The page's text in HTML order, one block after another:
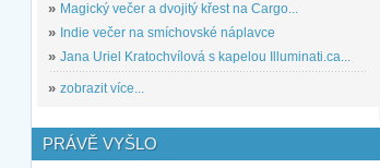
» Magický večer a dvojitý křest na Cargo...
» Indie večer na smíchovské náplavce
» Jana Uriel Kratochvílová s kapelou Illuminati.ca...
» zobrazit více...
PRÁVĚ VYŠLO